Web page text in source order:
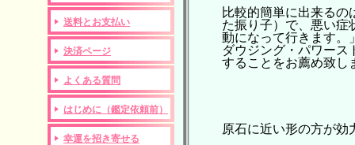
送料とお支払い
決済ページ
よくある質問
はじめに（鑑定依頼前）
幸運を招き寄せる
比較的簡単に出来るの
た振り子）で、悪い症
動になって行きます。
ダウジング・パワース
することをお薦め致し
原石に近い形の方が